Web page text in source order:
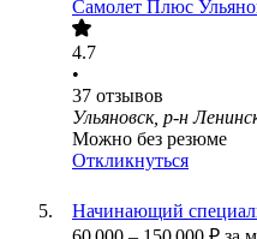
Самолет Плюс
4.7
•
37 отзывов
Ульяновск, р-н
Можно без резюме
Откликнуться
Начинающий